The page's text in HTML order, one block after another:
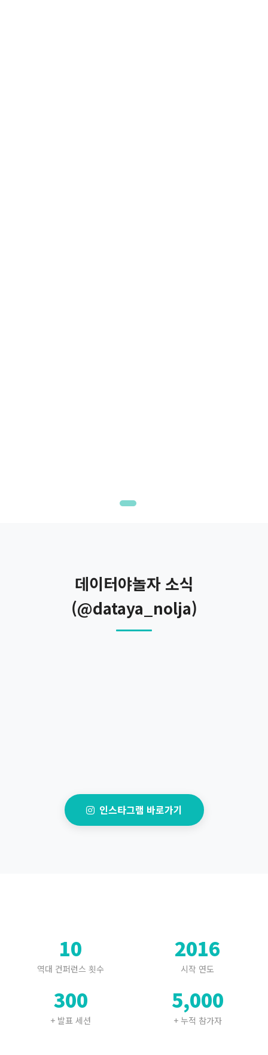
데이터야놀자 소식
(@dataya_nolja)
인스타그램 바로가기
10
역대 컨퍼런스 횟수
2016
시작 연도
300
+ 발표 세션
5,000
+ 누적 참가자